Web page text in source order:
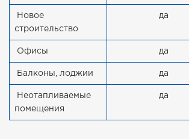
Новое
строительство
да
Офисы да
Балконы, лоджии да
Неотапливаемые
помещения
да